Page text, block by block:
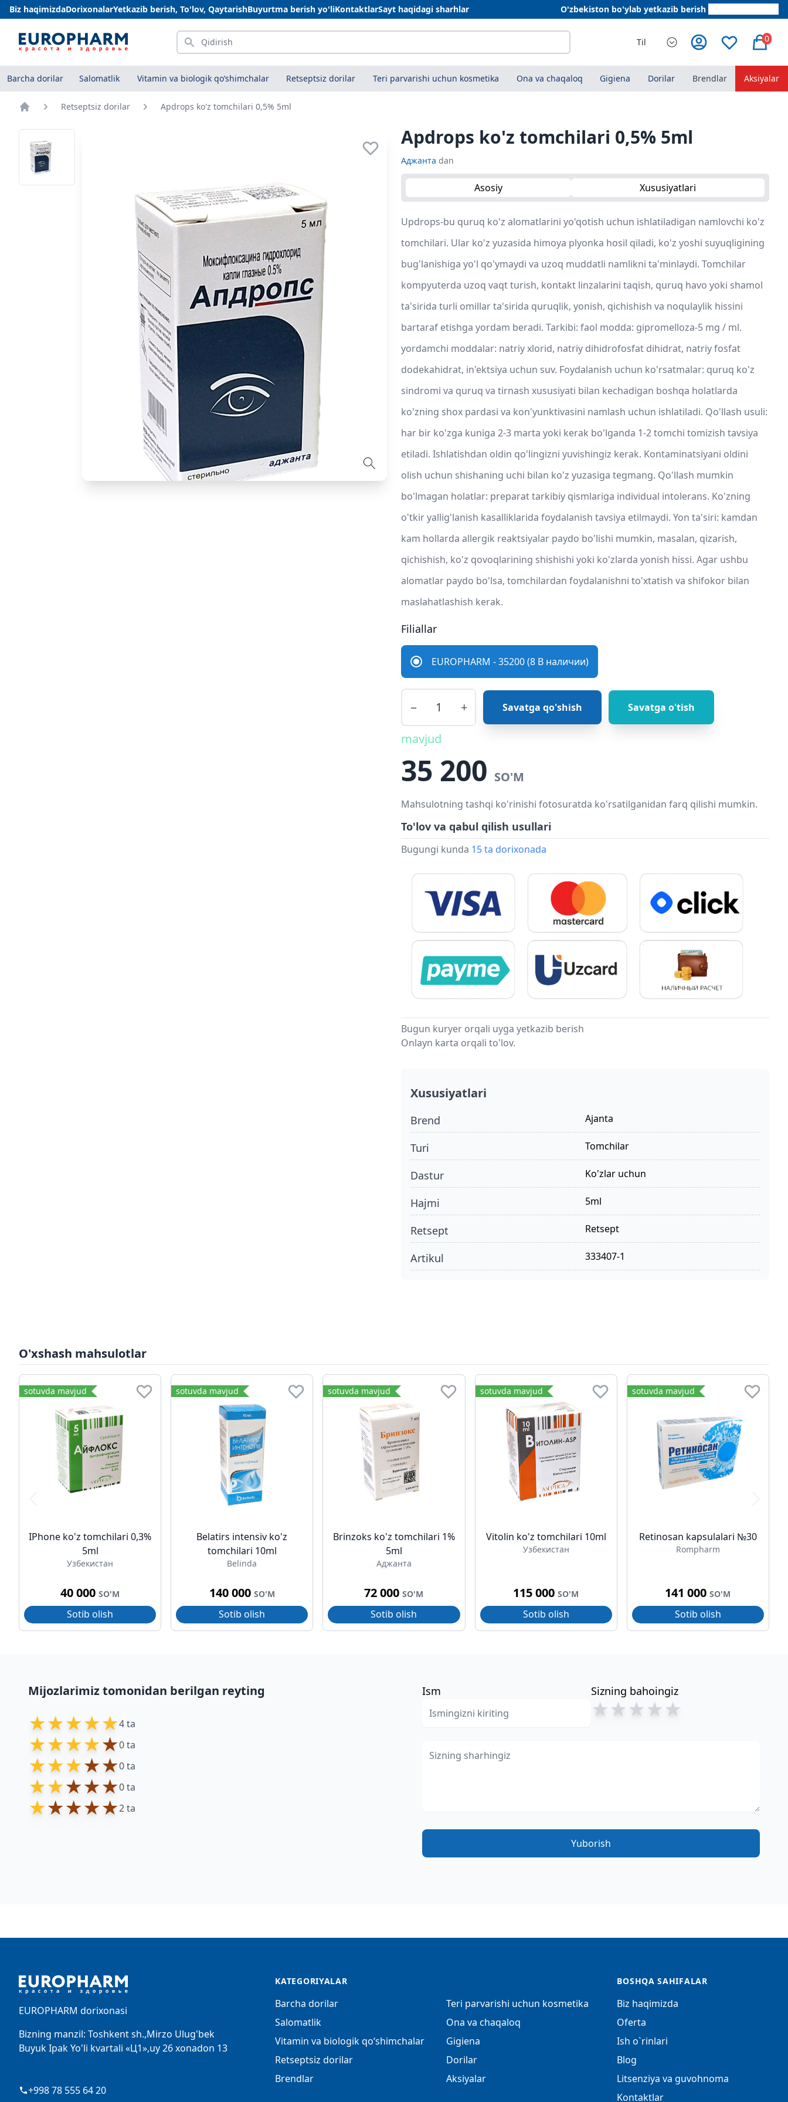
Biz haqimizdaDorixonalarYetkazib berish, To'lov, QaytarishBuyurtma berish yo'liKontaktlarSayt haqidagi sharhlar O'zbekiston bo'ylab yetkazib berish
Qidirish Til 0
Barcha dorilar Salomatlik Vitamin va biologik qo‘shimchalar Retseptsiz dorilar Teri parvarishi uchun kosmetika Ona va chaqaloq Gigiena Dorilar Brendlar Aksiyalar
Retseptsiz dorilar Apdrops ko'z tomchilari 0,5% 5ml
Apdrops ko'z tomchilari 0,5% 5ml
Аджанта dan
Asosiy Xususiyatlari
Updrops-bu quruq ko'z alomatlarini yo'qotish uchun ishlatiladigan namlovchi ko'z
tomchilari. Ular ko'z yuzasida himoya plyonka hosil qiladi, ko'z yoshi suyuqligining
bug'lanishiga yo'l qo'ymaydi va uzoq muddatli namlikni ta'minlaydi. Tomchilar
kompyuterda uzoq vaqt turish, kontakt linzalarini taqish, quruq havo yoki shamol
ta'sirida turli omillar ta'sirida quruqlik, yonish, qichishish va noqulaylik hissini
bartaraf etishga yordam beradi. Tarkibi: faol modda: gipromelloza-5 mg / ml.
yordamchi moddalar: natriy xlorid, natriy dihidrofosfat dihidrat, natriy fosfat
dodekahidrat, in'ektsiya uchun suv. Foydalanish uchun ko'rsatmalar: quruq ko'z
sindromi va quruq va tirnash xususiyati bilan kechadigan boshqa holatlarda
ko'zning shox pardasi va kon'yunktivasini namlash uchun ishlatiladi. Qo'llash usuli:
har bir ko'zga kuniga 2-3 marta yoki kerak bo'lganda 1-2 tomchi tomizish tavsiya
etiladi. Ishlatishdan oldin qo'lingizni yuvishingiz kerak. Kontaminatsiyani oldini
olish uchun shishaning uchi bilan ko'z yuzasiga tegmang. Qo'llash mumkin
bo'lmagan holatlar: preparat tarkibiy qismlariga individual intolerans. Ko'zning
o'tkir yallig'lanish kasalliklarida foydalanish tavsiya etilmaydi. Yon ta'siri: kamdan
kam hollarda allergik reaktsiyalar paydo bo'lishi mumkin, masalan, qizarish,
qichishish, ko'z qovoqlarining shishishi yoki ko'zlarda yonish hissi. Agar ushbu
alomatlar paydo bo'lsa, tomchilardan foydalanishni to'xtatish va shifokor bilan
maslahatlashish kerak.
Filiallar
EUROPHARM - 35200 (8 В наличии)
− + Savatga qo'shish Savatga o'tish
mavjud
35 200 SO'M
Mahsulotning tashqi ko'rinishi fotosuratda ko'rsatilganidan farq qilishi mumkin.
To'lov va qabul qilish usullari
Bugungi kunda 15 ta dorixonada
Bugun kuryer orqali uyga yetkazib berish
Onlayn karta orqali to'lov.
Xususiyatlari
Brend Ajanta
turi tomchilar
dastur ko'zlar uchun
hajmi 5ml
retsept retsept
Artikul 333407-1
O'xshash mahsulotlar
sotuvda mavjud
IPhone ko'z tomchilari 0,3%
5ml
Узбекистан
40 000SO'M
Sotib olish
sotuvda mavjud
Belatirs intensiv ko'z
tomchilari 10ml
Belinda
140 000 SO'M
Sotib olish
sotuvda mavjud
Brinzoks ko'z tomchilari 1%
5ml
Аджанта
72 000SO'M
Sotib olish
sotuvda mavjud
Vitolin ko'z tomchilari 10ml
Узбекистан
115 000SO'M
Sotib olish
sotuvda mavjud
Retinosan kapsulalari №30
Rompharm
141 000SO'M
Sotib olish
Mijozlarimiz tomonidan berilgan reyting
★★★★★4 ta
★★★★★0 ta
★★★★★0 ta
★★★★★0 ta
★★★★★2 ta
Ism Sizning bahoingiz
★★★★★
Yuborish
EUROPHARM dorixonasi
Bizning manzil: Toshkent sh.,Mirzo Ulug'bek
Buyuk Ipak Yo'li kvartali «Ц1»,uy 26 xonadon 13
+998 78 555 64 20
KATEGORIYALAR
Barcha dorilar
Salomatlik
Vitamin va biologik qo‘shimchalar
Retseptsiz dorilar
Brendlar
Teri parvarishi uchun kosmetika
Ona va chaqaloq
Gigiena
Dorilar
Aksiyalar
BOSHQA SAHIFALAR
Biz haqimizda
Oferta
Ish o`rinlari
Blog
Litsenziya va guvohnoma
Kontaktlar